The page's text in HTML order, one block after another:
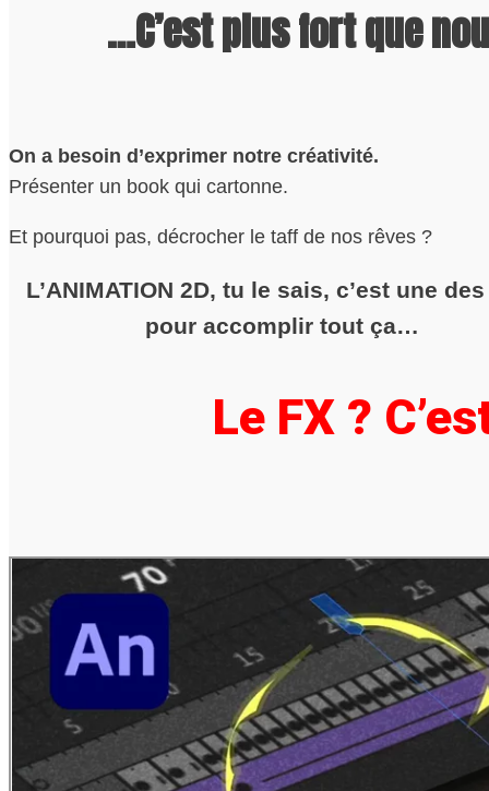
…C’est plus fort que
On a besoin d’exprimer notre créativité.
Présenter un book qui cartonne.
Et pourquoi pas, décrocher le taff de nos rêves ?
L’ANIMATION 2D, tu le sais, c’est une
pour accomplir tout ça…
Le FX ?